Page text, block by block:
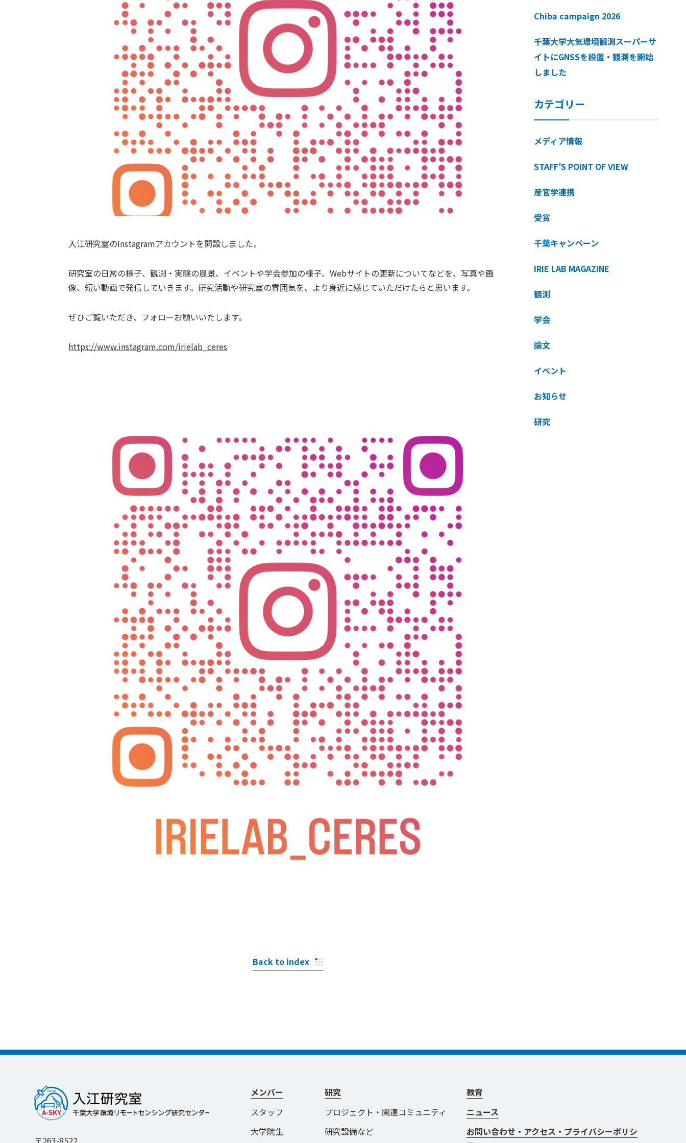
入江研究室のInstagramアカウントを開設しました。
研究室の日常の様子、観測・実験の風景、イベントや学会参加の様子、Webサイトの更新についてなどを、写真や画
像、短い動画で発信していきます。研究活動や研究室の雰囲気を、より身近に感じていただけたらと思います。
ぜひご覧いただき、フォローお願いいたします。
https://www.instagram.com/irielab_ceres
Back to index
Chiba campaign 2026
千葉大学大気環境観測スーパーサ
イトにGNSSを設置・観測を開始
しました
カテゴリー
メディア情報
STAFF′S POINT OF VIEW
産官学連携
受賞
千葉キャンペーン
IRIE LAB MAGAZINE
観測
学会
論文
イベント
お知らせ
研究
〒263-8522
メンバー
スタッフ
大学院生
研究
プロジェクト・関連コミュニティ
研究設備など
教育
ニュース
お問い合わせ・アクセス・プライバシーポリシ